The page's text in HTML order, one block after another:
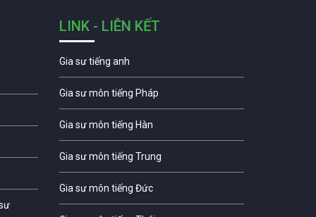
LINK - LIÊN KẾT
Gia sư tiếng anh
Gia sư môn tiếng Pháp
Gia sư môn tiếng Hàn
Gia sư môn tiếng Trung
Gia sư môn tiếng Đức